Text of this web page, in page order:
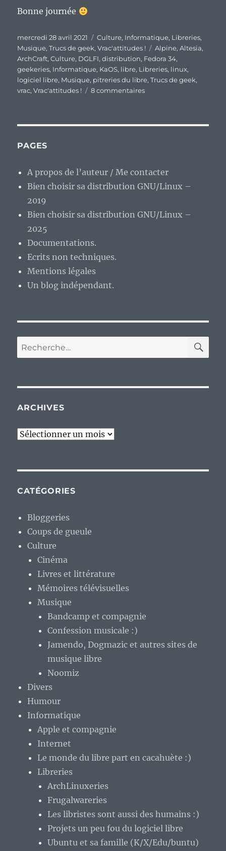
Bonne journée
Publié
le
mercredi 28 avril 2021 Catégories
Culture, Informatique, Libreries,
Musique,Trucs de geek,Vrac'attitudes ! Étiquettes
Alpine,Altesia,
ArchCraft,Culture, DGLFI,distribution, Fedora 34,
geekeries, Informatique, KaOS, libre, Libreries, linux,
logiciel libre, Musique, pitreries du libre,Trucs de geek,
vrac,Vrac'attitudes ! 8 commentairessur
PAGES
A propos de l’auteur / Me contacter
Bien choisir sa distribution GNU/Linux –
2019
Bien choisir sa distribution GNU/Linux –
2025
Documentations.
Ecrits non techniques.
Mentions légales
Un blog indépendant.
Recherche
pour :
ARCHIVES
Archives
CATÉGORIES
Bloggeries
Coups de gueule
Culture
Cinéma
Livres et littérature
Mémoires télévisuelles
Musique
Bandcamp et compagnie
Confession musicale :)
Jamendo, Dogmazic et autres sites de
musique libre
Noomiz
Divers
Humour
Informatique
Apple et compagnie
Internet
Le monde du libre part en cacahuète :)
Libreries
ArchLinuxeries
Frugalwareries
Les libristes sont aussi des humains :)
Projets un peu fou du logiciel libre
Ubuntu et sa famille (K/X/Edu/buntu)